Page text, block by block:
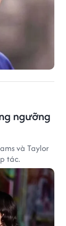
ngưỡng
và Taylor
tác.